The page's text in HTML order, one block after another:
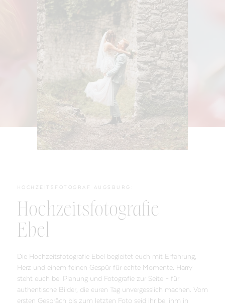
HOCHZEITSFOTOGRAF AUGSBURG:
Hochzeitsfotografie
Ebel
Die Hochzeitsfotografie Ebel begleitet euch mit Erfahrung,
Herz und einem feinen Gespür für echte Momente. Harry
steht euch bei Planung und Fotografie zur Seite – für
authentische Bilder, die euren Tag unvergesslich machen. Vom
ersten Gespräch bis zum letzten Foto seid ihr bei ihm in